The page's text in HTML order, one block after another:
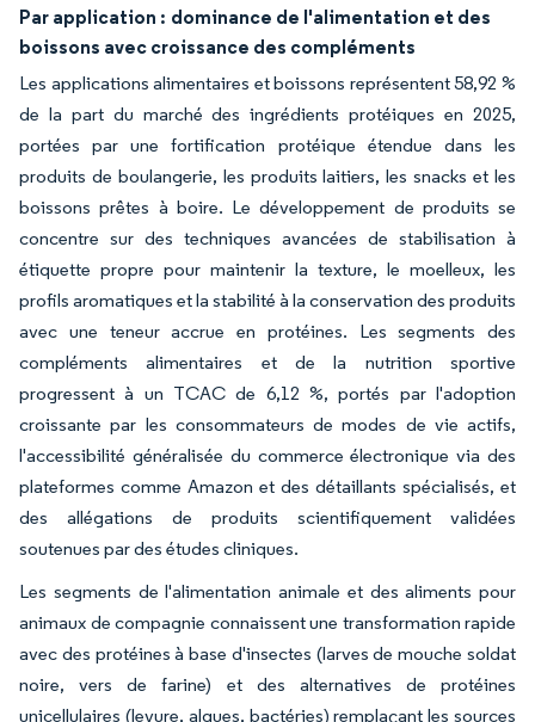
Par application : dominance de l'alimentation et des
boissons avec croissance des compléments
Les applications alimentaires et boissons représentent 58,92 %
de la part du marché des ingrédients protéiques en 2025,
portées par une fortification protéique étendue dans les
produits de boulangerie, les produits laitiers, les snacks et les
boissons prêtes à boire. Le développement de produits se
concentre sur des techniques avancées de stabilisation à
étiquette propre pour maintenir la texture, le moelleux, les
profils aromatiques et la stabilité à la conservation des produits
avec une teneur accrue en protéines. Les segments des
compléments alimentaires et de la nutrition sportive
progressent à un TCAC de 6,12 %, portés par l'adoption
croissante par les consommateurs de modes de vie actifs,
l'accessibilité généralisée du commerce électronique via des
plateformes comme Amazon et des détaillants spécialisés, et
des allégations de produits scientifiquement validées
soutenues par des études cliniques.
Les segments de l'alimentation animale et des aliments pour
animaux de compagnie connaissent une transformation rapide
avec des protéines à base d'insectes (larves de mouche soldat
noire, vers de farine) et des alternatives de protéines
unicellulaires (levure, algues, bactéries) remplaçant les sources